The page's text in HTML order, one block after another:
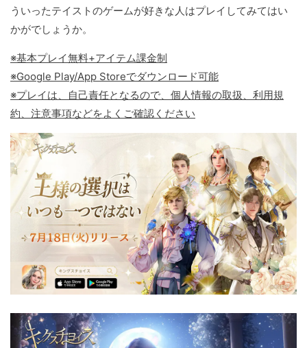
ういったテイストのゲームが好きな人はプレイしてみてはい
かがでしょうか。
※基本プレイ無料+アイテム課金制
※Google Play/App Storeでダウンロード可能
※プレイは、自己責任となるので、個人情報の取扱、利用規
約、注意事項などをよくご確認ください